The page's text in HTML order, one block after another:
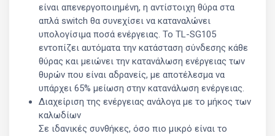
είναι απενεργοποιημένη, η αντίστοιχη θύρα στα
απλά switch θα συνεχίσει να καταναλώνει
υπολογίσιμα ποσά ενέργειας. Το TL-SG105
εντοπίζει αυτόματα την κατάσταση σύνδεσης κάθε
θύρας και μειώνει την κατανάλωση ενέργειας των
θυρών που είναι αδρανείς, με αποτέλεσμα να
υπάρχει 65% μείωση στην κατανάλωση ενέργειας.
Διαχείριση της ενέργειας ανάλογα με το μήκος των
καλωδίων
Σε ιδανικές συνθήκες, όσο πιο μικρό είναι το